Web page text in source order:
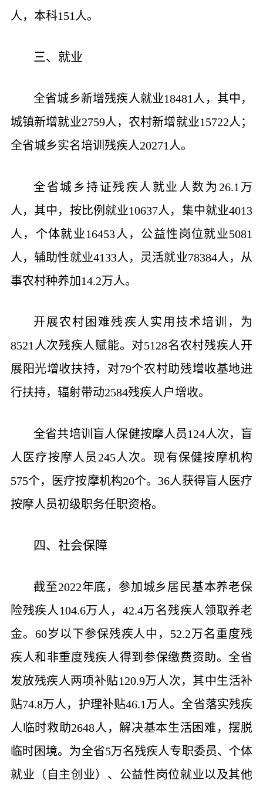
人，本科151人。
三、就业
全省城乡新增残疾人就业18481人，其中，
城镇新增就业2759人，农村新增就业15722人；
全省城乡实名培训残疾人20271人。
全省城乡持证残疾人就业人数为26.1万
人，其中，按比例就业10637人，集中就业4013
人，个体就业16453人，公益性岗位就业5081
人，辅助性就业4133人，灵活就业78384人，从
事农村种养加14.2万人。
开展农村困难残疾人实用技术培训，为
8521人次残疾人赋能。对5128名农村残疾人开
展阳光增收扶持，对79个农村助残增收基地进
行扶持，辐射带动2584残疾人户增收。
全省共培训盲人保健按摩人员124人次，盲
人医疗按摩人员245人次。现有保健按摩机构
575个，医疗按摩机构20个。36人获得盲人医疗
按摩人员初级职务任职资格。
四、社会保障
截至2022年底，参加城乡居民基本养老保
险残疾人104.6万人，42.4万名残疾人领取养老
金。60岁以下参保残疾人中，52.2万名重度残
疾人和非重度残疾人得到参保缴费资助。全省
发放残疾人两项补贴120.9万人次，其中生活补
贴74.8万人，护理补贴46.1万人。全省落实残疾
人临时救助2648人，解决基本生活困难，摆脱
临时困境。为全省5万名残疾人专职委员、个体
就业（自主创业）、公益性岗位就业以及其他